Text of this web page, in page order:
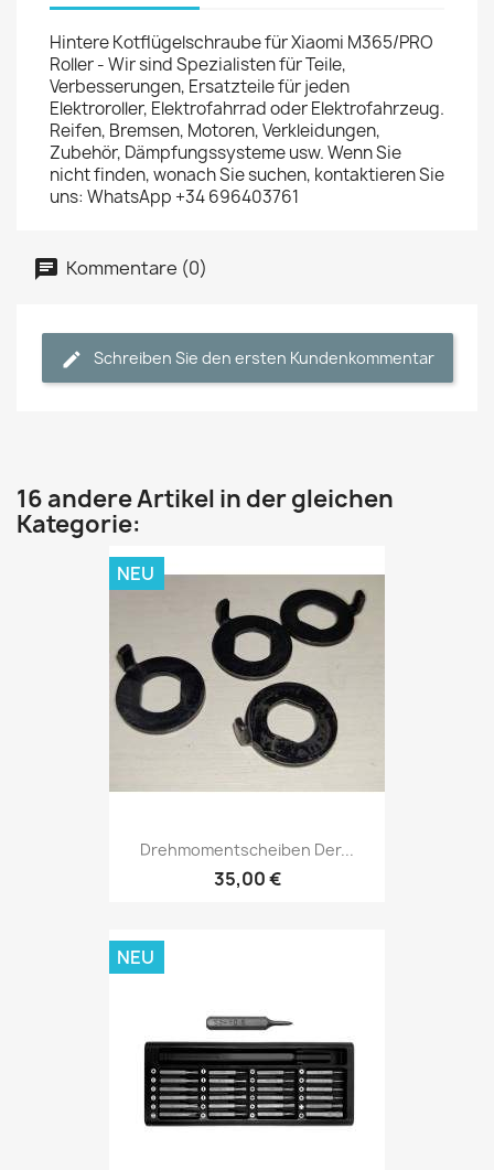
Hintere Kotflügelschraube für Xiaomi M365/PRO
Roller - Wir sind Spezialisten für Teile,
Verbesserungen, Ersatzteile für jeden
Elektroroller, Elektrofahrrad oder Elektrofahrzeug.
Reifen, Bremsen, Motoren, Verkleidungen,
Zubehör, Dämpfungssysteme usw. Wenn Sie
nicht finden, wonach Sie suchen, kontaktieren Sie
uns: WhatsApp +34 696403761
Kommentare (0)
Schreiben Sie den ersten Kundenkommentar
16 andere Artikel in der gleichen
Kategorie:
Drehmomentscheiben Der...
35,00 €
NEU
NEU